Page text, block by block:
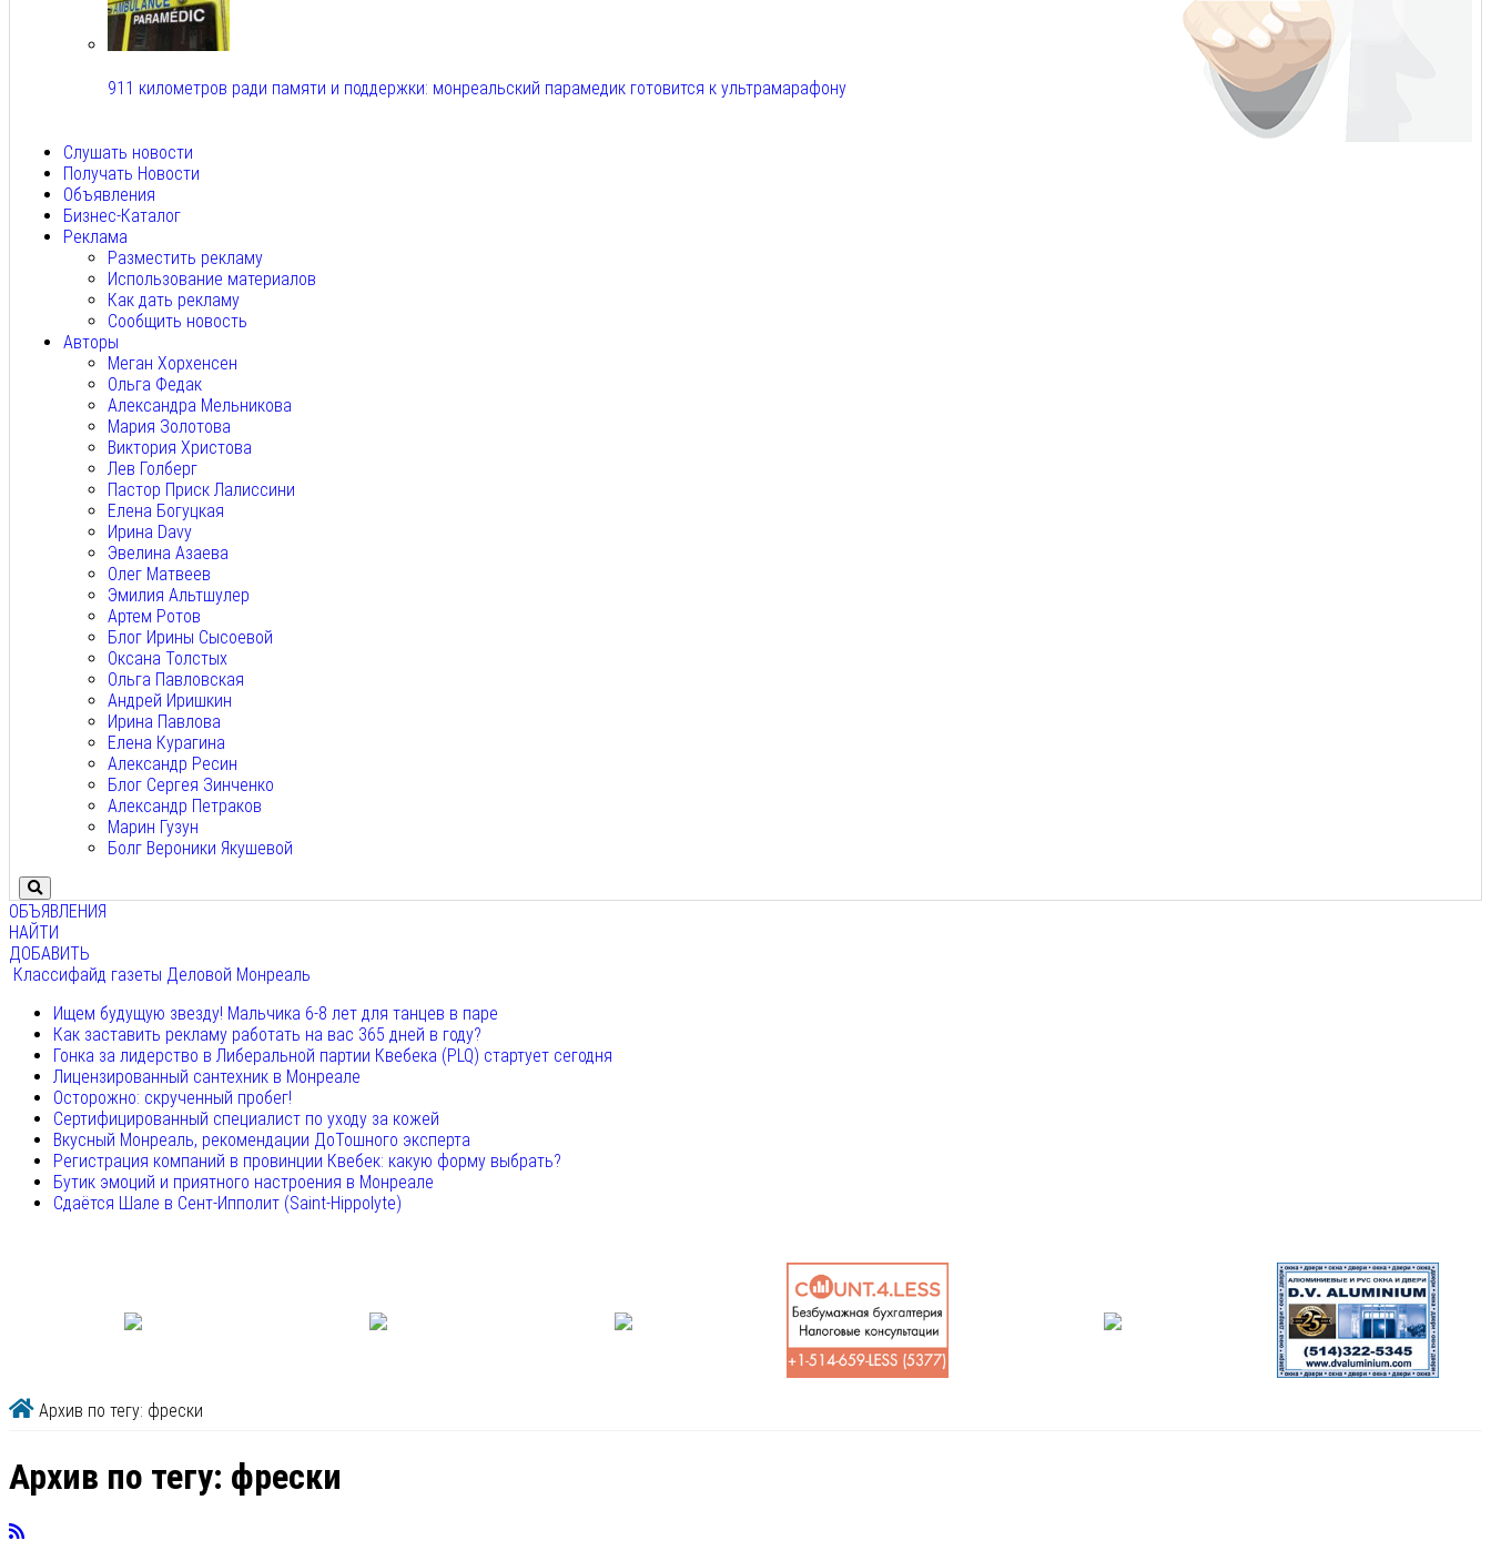
911 километров ради памяти и поддержки: монреальский парамедик готовится к ультрамарафону
Слушать новости
Получать Новости
Объявления
Бизнес-Каталог
Реклама
Разместить рекламу
Использование материалов
Как дать рекламу
Сообщить новость
Авторы
Меган Хорхенсен
Ольга Федак
Александра Мельникова
Мария Золотова
Виктория Христова
Лев Голберг
Пастор Приск Лалиссини
Елена Богуцкая
Ирина Davy
Эвелина Азаева
Олег Матвеев
Эмилия Альтшулер
Артем Ротов
Блог Ирины Сысоевой
Оксана Толстых
Ольга Павловская
Андрей Иришкин
Ирина Павлова
Елена Курагина
Александр Ресин
Блог Сергея Зинченко
Александр Петраков
Марин Гузун
Болг Вероники Якушевой
ОБЪЯВЛЕНИЯ
НАЙТИ
ДОБАВИТЬ
Классифайд газеты Деловой Монреаль
Ищем будущую звезду! Мальчика 6-8 лет для танцев в паре
Как заставить рекламу работать на вас 365 дней в году?
Гонка за лидерство в Либеральной партии Квебека (PLQ) стартует сегодня
Лицензированный сантехник в Монреале
Осторожно: скрученный пробег!
Сертифицированный специалист по уходу за кожей
Вкусный Монреаль, рекомендации ДоТошного эксперта
Регистрация компаний в провинции Квебек: какую форму выбрать?
Бутик эмоций и приятного настроения в Монреале
Сдаётся Шале в Сент-Ипполит (Saint-Hippolyte)
Архив по тегу: фрески
Архив по тегу: фрески